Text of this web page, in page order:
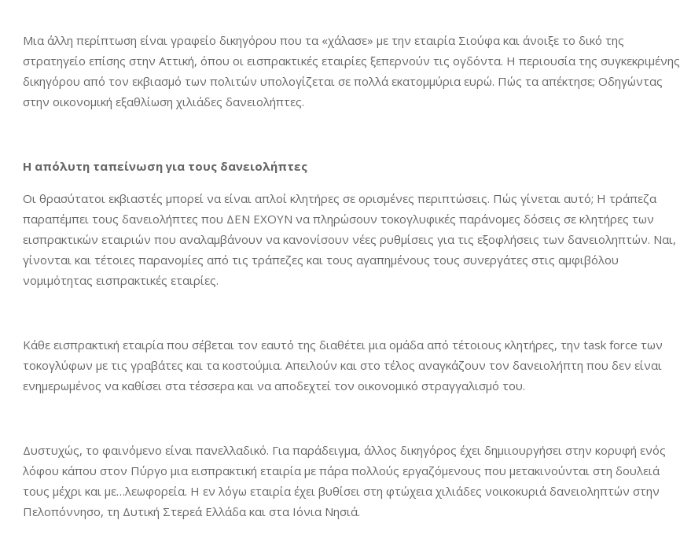
Μια άλλη περίπτωση είναι γραφείο δικηγόρου που τα «χάλασε» με την εταιρία Σιούφα και άνοιξε το δικό της
στρατηγείο επίσης στην Αττική, όπου οι εισπρακτικές εταιρίες ξεπερνούν τις ογδόντα. Η περιουσία της συγκεκριμένης
δικηγόρου από τον εκβιασμό των πολιτών υπολογίζεται σε πολλά εκατομμύρια ευρώ. Πώς τα απέκτησε; Οδηγώντας
στην οικονομική εξαθλίωση χιλιάδες δανειολήπτες.
Η απόλυτη ταπείνωση για τους δανειολήπτες
Οι θρασύτατοι εκβιαστές μπορεί να είναι απλοί κλητήρες σε ορισμένες περιπτώσεις. Πώς γίνεται αυτό; Η τράπεζα
παραπέμπει τους δανειολήπτες που ΔΕΝ ΕΧΟΥΝ να πληρώσουν τοκογλυφικές παράνομες δόσεις σε κλητήρες των
εισπρακτικών εταιριών που αναλαμβάνουν να κανονίσουν νέες ρυθμίσεις για τις εξοφλήσεις των δανειοληπτών. Ναι,
γίνονται και τέτοιες παρανομίες από τις τράπεζες και τους αγαπημένους τους συνεργάτες στις αμφιβόλου
νομιμότητας εισπρακτικές εταιρίες.
Κάθε εισπρακτική εταιρία που σέβεται τον εαυτό της διαθέτει μια ομάδα από τέτοιους κλητήρες, την task force των
τοκογλύφων με τις γραβάτες και τα κοστούμια. Απειλούν και στο τέλος αναγκάζουν τον δανειολήπτη που δεν είναι
ενημερωμένος να καθίσει στα τέσσερα και να αποδεχτεί τον οικονομικό στραγγαλισμό του.
Δυστυχώς, το φαινόμενο είναι πανελλαδικό. Για παράδειγμα, άλλος δικηγόρος έχει δημιιουργήσει στην κορυφή ενός
λόφου κάπου στον Πύργο μια εισπρακτική εταιρία με πάρα πολλούς εργαζόμενους που μετακινούνται στη δουλειά
τους μέχρι και με…λεωφορεία. Η εν λόγω εταιρία έχει βυθίσει στη φτώχεια χιλιάδες νοικοκυριά δανειοληπτών στην
Πελοπόννησο, τη Δυτική Στερεά Ελλάδα και στα Ιόνια Νησιά.